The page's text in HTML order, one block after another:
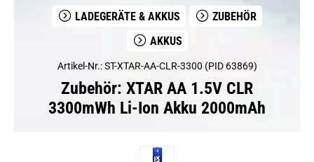
LADEGERÄTE & AKKUS
ZUBEHÖR
AKKUS
Artikel-Nr.: ST-XTAR-AA-CLR-3300 (PID 63869)
Zubehör: XTAR AA 1.5V CLR
3300mWh Li-Ion Akku 2000mAh